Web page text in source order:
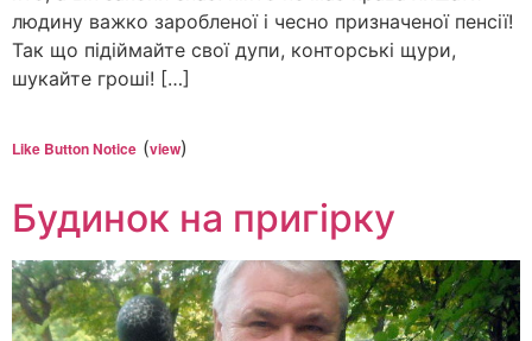
людину важко заробленої і чесно призначеної пенсії!
Так що підіймайте свої дупи, конторські щури,
шукайте гроші! […]
Like Button Notice (view)
Будинок на пригірку